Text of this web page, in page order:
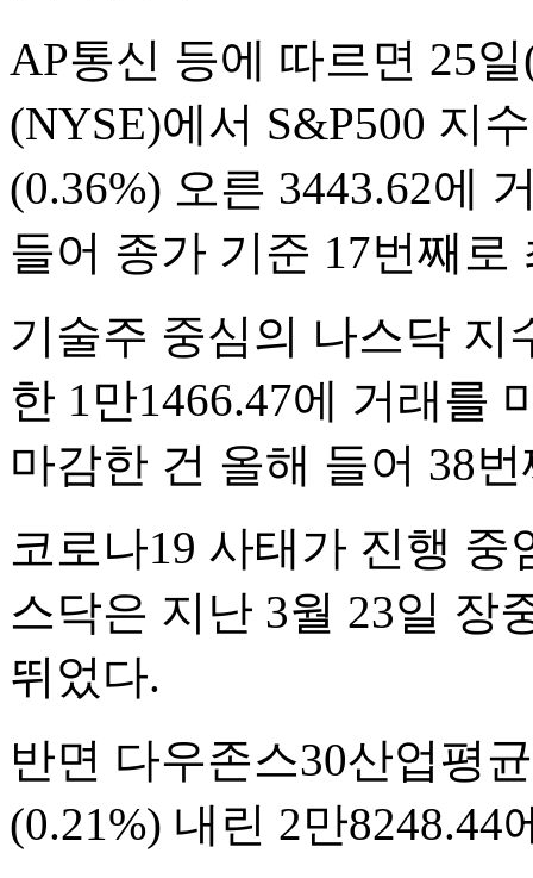
AP통신 등에 따르면 25
(NYSE)에서 S&P500 지
(0.36%) 오른 3443.62에
들어 종가 기준 17번째로
기술주 중심의 나스닥 지
한 1만1466.47에 거래를
마감한 건 올해 들어 38
코로나19 사태가 진행 중
스닥은 지난 3월 23일 장
뛰었다.
반면 다우존스30산업평
(0.21%) 내린 2만8248.44